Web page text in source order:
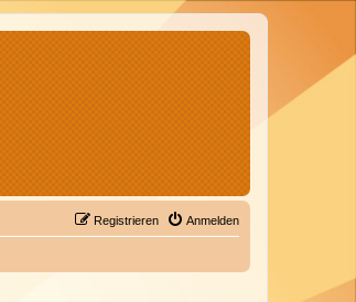
Anmelden
Registrieren